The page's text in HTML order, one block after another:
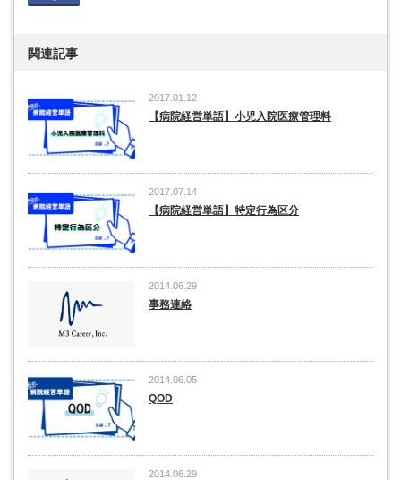
関連記事
2017.01.12
【病院経営単語】小児入院医療管理料
2017.07.14
【病院経営単語】特定行為区分
2014.06.29
事務連絡
2014.06.05
QOD
2014.06.29